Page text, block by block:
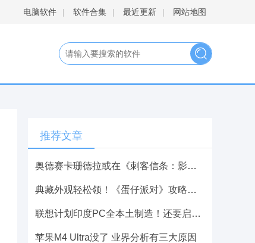
电脑软件 | 软件合集 | 最近更新 | 网站地图
推荐文章
奥德赛卡珊德拉或在《刺客信条：影》攻略——登场 活了2000年
典藏外观轻松领！《蛋仔派对》攻略——限定活动“开学季福利”开启！
联想计划印度PC全本土制造！还要启动AI服务器生产
苹果M4 Ultra没了 业界分析有三大原因